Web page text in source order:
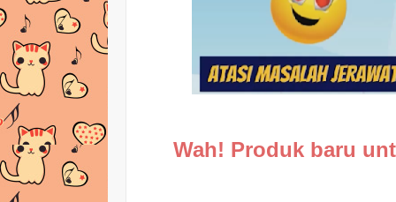
Wah! Produk baru